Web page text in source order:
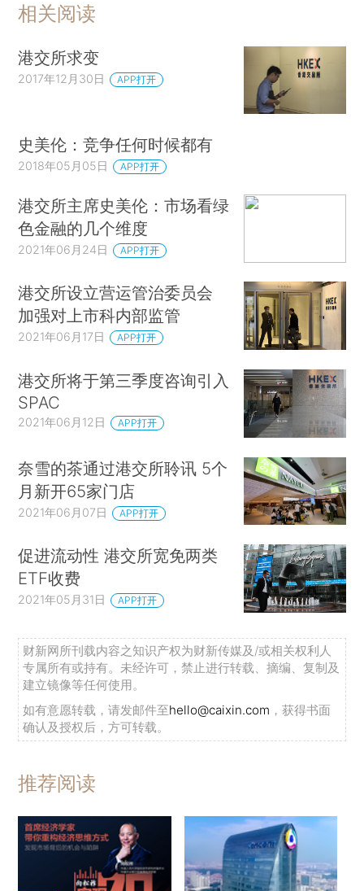
相关阅读
港交所求变
2017年12月30日 APP打开
史美伦：竞争任何时候都有
2018年05月05日 APP打开
港交所主席史美伦：市场看绿
色金融的几个维度
2021年06月24日 APP打开
港交所设立营运管治委员会
加强对上市科内部监管
2021年06月17日 APP打开
港交所将于第三季度咨询引入
SPAC
2021年06月12日 APP打开
奈雪的茶通过港交所聆讯 5个
月新开65家门店
2021年06月07日 APP打开
促进流动性 港交所宽免两类
ETF收费
2021年05月31日 APP打开
财新网所刊载内容之知识产权为财新传媒及/或相关权利人
专属所有或持有。未经许可，禁止进行转载、摘编、复制及
建立镜像等任何使用。
如有意愿转载，请发邮件至hello@caixin.com ，获得书面
确认及授权后，方可转载。
推荐阅读